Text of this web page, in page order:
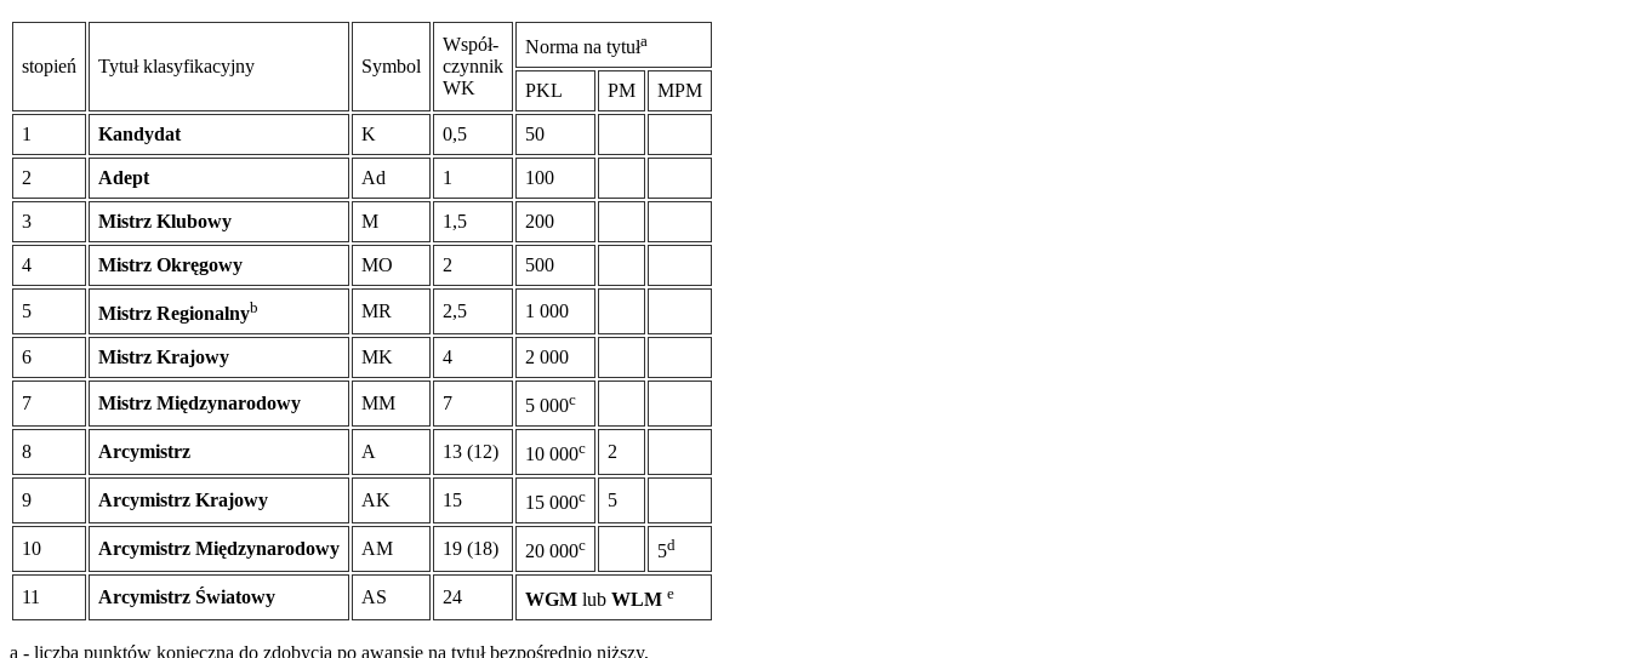
stopień Tytuł klasyfikacyjny Symbol
Współ-
czynnik
WK
Norma na tytuła
PKL PM MPM
1 Kandydat K 0,5 50
2 Adept Ad 1 100
3 Mistrz Klubowy M 1,5 200
4 Mistrz Okręgowy MO 2 500
5 Mistrz Regionalnyb MR 2,5 1 000
6 Mistrz Krajowy MK 4 2 000
7 Mistrz Międzynarodowy MM 7 5 000c
8 Arcymistrz A 13 (12) 10 000c 2
9 Arcymistrz Krajowy AK 15 15 000c 5
10 Arcymistrz Międzynarodowy AM 19 (18) 20 000c 5d
11 Arcymistrz Światowy AS 24 WGM lub WLM e
a - liczba punktów konieczna do zdobycia po awansie na tytuł bezpośrednio niższy,